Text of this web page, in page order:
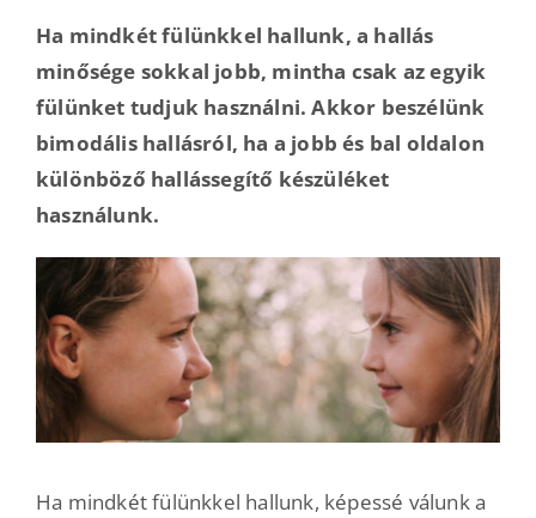
Ha mindkét fülünkkel hallunk, a hallás
minősége sokkal jobb, mintha csak az egyik
fülünket tudjuk használni. Akkor beszélünk
bimodális hallásról, ha a jobb és bal oldalon
különböző hallássegítő készüléket
használunk.
Ha mindkét fülünkkel hallunk, képessé válunk a